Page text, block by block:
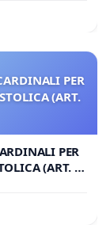
PER
(ART.
PER
(ART. 3